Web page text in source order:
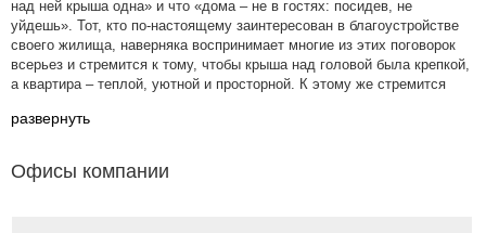
над ней крыша одна» и что «дома – не в гостях: посидев, не
уйдешь». Тот, кто по-настоящему заинтересован в благоустройстве
своего жилища, наверняка воспринимает многие из этих поговорок
всерьез и стремится к тому, чтобы крыша над головой была крепкой,
а квартира – теплой, уютной и просторной. К этому же стремится
развернуть
Офисы компании